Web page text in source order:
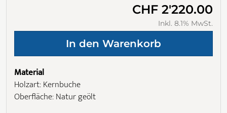
CHF 2'220.00
Inkl. 8.1% MwSt.
Material
Holzart: Kernbuche
Oberfläche: Natur geölt